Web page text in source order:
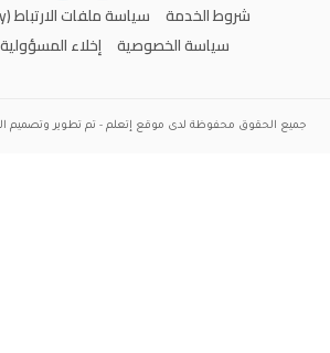
شروط الخدمة سياسة ملفات الارتباط (Cookie Policy)
سياسة الخصوصية إخلاء المسؤولية
جميع الحقوق محفوظة لدى موقع إتعلم - تم تطوير وتصميم